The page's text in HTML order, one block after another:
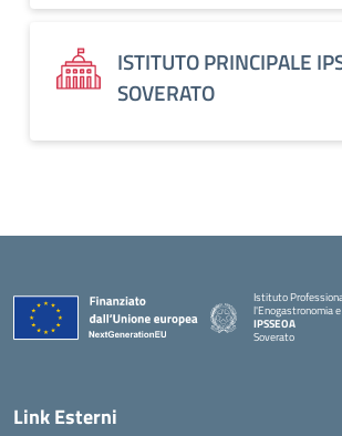
ISTITUTO PRINCIPALE
SOVERATO
Istituto
l'Enogastronomia
IPSSEOA
Soverato
Link Esterni